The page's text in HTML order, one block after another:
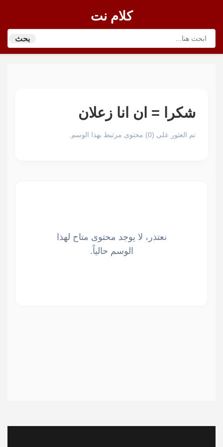
كلام نت
بحث
شكرا = ان انا زعلان
تم العثور على (0) محتوى مرتبط بهذا الوسم.
نعتذر، لا يوجد محتوى متاح لهذا
الوسم حالياً.